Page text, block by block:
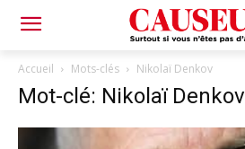
Accueil Mots-clés Nikolaï Denkov
Mot-clé: Nikolaï Denkov